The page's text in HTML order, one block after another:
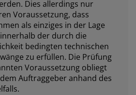
Dies allerdings nur
Voraussetzung, dass
als einziges in der Lage
der durch die
bedingten technischen
zu erfüllen. Die Prüfung
Voraussetzung obliegt
Auftraggeber anhand des